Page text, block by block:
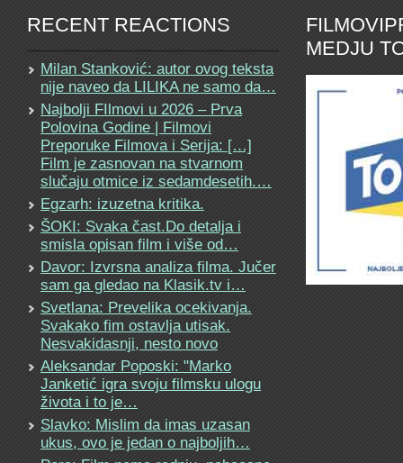
RECENT REACTIONS
Milan Stanković: autor ovog teksta
nije naveo da LILIKA ne samo da…
Najbolji FIlmovi u 2026 – Prva
Polovina Godine | Filmovi
Preporuke Filmova i Serija: […]
Film je zasnovan na stvarnom
slučaju otmice iz sedamdesetih.…
Egzarh: izuzetna kritika.
ŠOKI: Svaka čast.Do detalja i
smisla opisan film i više od…
Davor: Izvrsna analiza filma. Jučer
sam ga gledao na Klasik.tv i…
Svetlana: Prevelika ocekivanja.
Svakako fim ostavlja utisak.
Nesvakidasnji, nesto novo
Aleksandar Poposki: "Marko
Janketić igra svoju filmsku ulogu
života i to je…
Slavko: Mislim da imas uzasan
ukus, ovo je jedan o najboljih…
MEDJU